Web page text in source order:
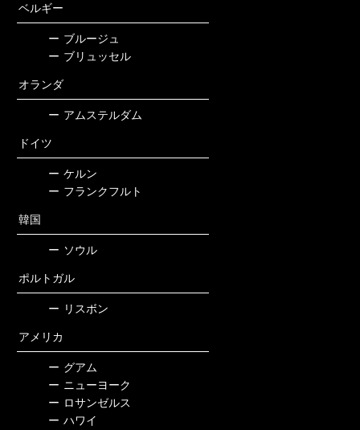
ベルギー
ー ブルージュ
ー ブリュッセル
オランダ
ー アムステルダム
ドイツ
ー ケルン
ー フランクフルト
韓国
ー ソウル
ポルトガル
ー リスボン
アメリカ
ー グアム
ー ニューヨーク
ー ロサンゼルス
ー ハワイ